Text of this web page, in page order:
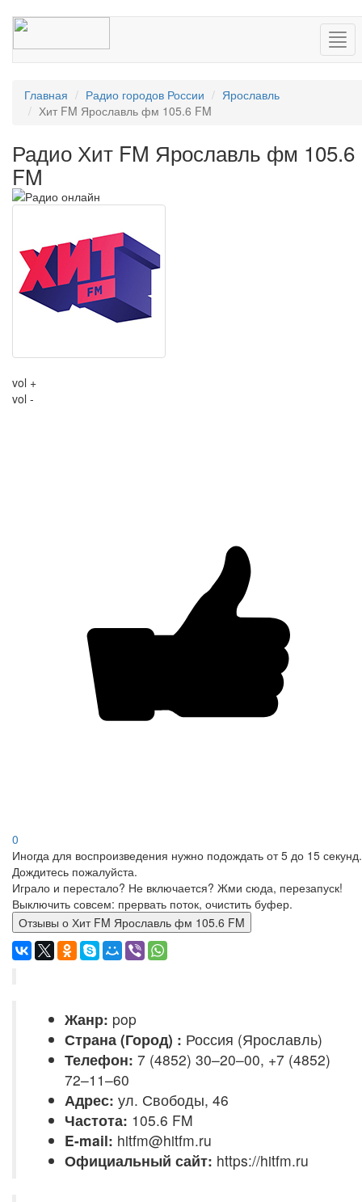
Главная Радио городов России
Ярославль
Хит FM Ярославль фм 105.6 FM
Радио Хит FM Ярославль фм 105.6
FM
vol +
vol -
0
Иногда для воспроизведения нужно подождать от 5 до 15 секунд.
Дождитесь пожалуйста.
Играло и перестало? Не включается? Жми сюда, перезапуск!
Выключить совсем: прервать поток, очистить буфер.
Отзывы о Хит FM Ярославль фм 105.6 FM
Жанр: pop
Страна (Город) : Россия (Ярославль)
Телефон: 7 (4852) 30–20–00, +7 (4852)
72–11–60
Адрес: ул. Свободы, 46
Частота: 105.6 FM
E-mail: hitfm@hitfm.ru
Официальный сайт: https://hitfm.ru